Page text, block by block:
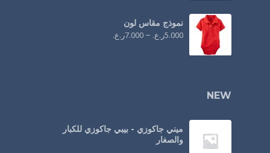
نموذج مقاس لون
5.000ر.ع. –
7.000ر.ع.
NEW
ميني جاكوزي - بيبي جاكوزي للكبار
والصغار